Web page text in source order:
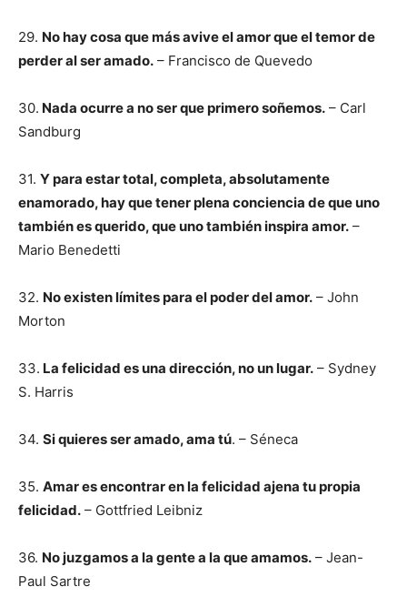
29. No hay cosa que más avive el amor que el temor de
perder al ser amado. – Francisco de Quevedo
30. Nada ocurre a no ser que primero soñemos. – Carl
Sandburg
31. Y para estar total, completa, absolutamente
enamorado, hay que tener plena conciencia de que uno
también es querido, que uno también inspira amor. –
Mario Benedetti
32. No existen límites para el poder del amor. – John
Morton
33. La felicidad es una dirección, no un lugar. – Sydney
S. Harris
34. Si quieres ser amado, ama tú. – Séneca
35. Amar es encontrar en la felicidad ajena tu propia
felicidad. – Gottfried Leibniz
36. No juzgamos a la gente a la que amamos. – Jean-
Paul Sartre